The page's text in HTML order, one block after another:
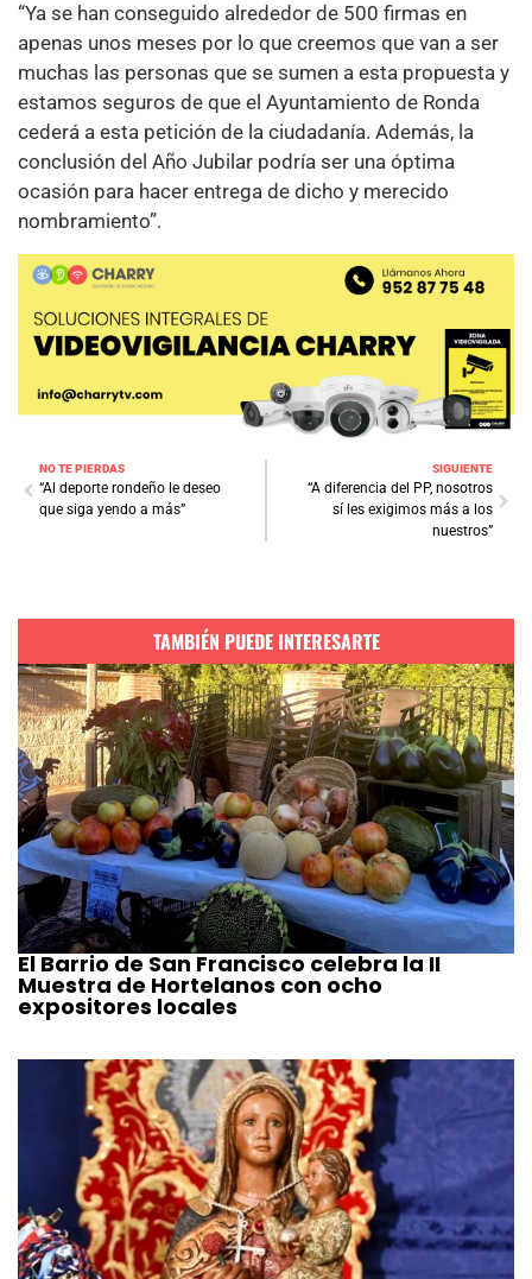
“Ya se han conseguido alrededor de 500 firmas en
apenas unos meses por lo que creemos que van a ser
muchas las personas que se sumen a esta propuesta y
estamos seguros de que el Ayuntamiento de Ronda
cederá a esta petición de la ciudadanía. Además, la
conclusión del Año Jubilar podría ser una óptima
ocasión para hacer entrega de dicho y merecido
nombramiento”.
NO TE PIERDAS
“Al deporte rondeño le deseo
que siga yendo a más”
SIGUIENTE
“A diferencia del PP, nosotros
sí les exigimos más a los
nuestros”
TAMBIÉN PUEDE INTERESARTE
El Barrio de San Francisco celebra la II
Muestra de Hortelanos con ocho
expositores locales